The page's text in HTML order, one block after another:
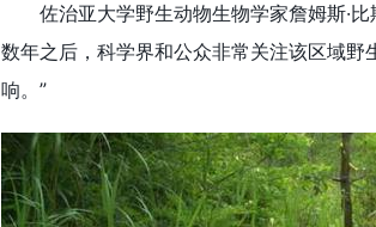
佐治亚大学野生动物生物学家詹姆斯·比
数年之后，科学界和公众非常关注该区域
响。”